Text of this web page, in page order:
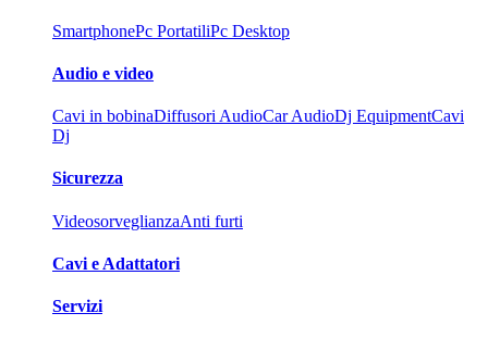
SmartphonePc PortatiliPc Desktop
Audio e video
Cavi in bobinaDiffusori AudioCar AudioDj EquipmentCavi
Dj
Sicurezza
VideosorveglianzaAnti furti
Cavi e Adattatori
Servizi